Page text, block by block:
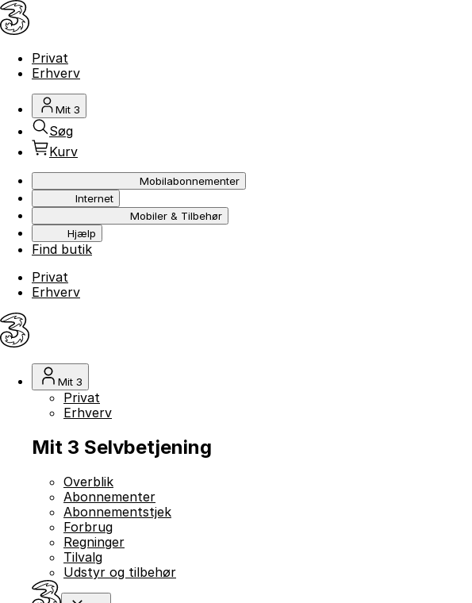
Privat
Erhverv
Mit 3
Søg
Kurv
Mobilabonnementer
Internet
Mobiler & Tilbehør
Hjælp
Find butik
Privat
Erhverv
Mit 3
Privat
Erhverv
Mit 3 Selvbetjening
Overblik
Abonnementer
Abonnementstjek
Forbrug
Regninger
Tilvalg
Udstyr og tilbehør